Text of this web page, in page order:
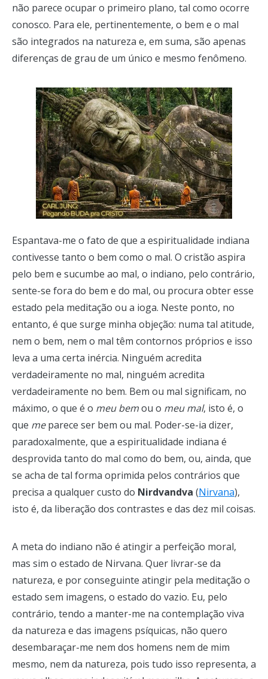
não parece ocupar o primeiro plano, tal como ocorre
conosco. Para ele, pertinentemente, o bem e o mal
são integrados na natureza e, em suma, são apenas
diferenças de grau de um único e mesmo fenômeno.
Espantava-me o fato de que a espiritualidade indiana
contivesse tanto o bem como o mal. O cristão aspira
pelo bem e sucumbe ao mal, o indiano, pelo contrário,
sente-se fora do bem e do mal, ou procura obter esse
estado pela meditação ou a ioga. Neste ponto, no
entanto, é que surge minha objeção: numa tal atitude,
nem o bem, nem o mal têm contornos próprios e isso
leva a uma certa inércia. Ninguém acredita
verdadeiramente no mal, ninguém acredita
verdadeiramente no bem. Bem ou mal significam, no
máximo, o que é o meu bemou o meu mal, isto é, o
que meparece ser bem ou mal. Poder-se-ia dizer,
paradoxalmente, que a espiritualidade indiana é
desprovida tanto do mal como do bem, ou, ainda, que
se acha de tal forma oprimida pelos contrários que
precisa a qualquer custo do Nirdvandva (Nirvana),
isto é, da liberação dos contrastes e das dez mil coisas.
A meta do indiano não é atingir a perfeição moral,
mas sim o estado de Nirvana. Quer livrar-se da
natureza, e por conseguinte atingir pela meditação o
estado sem imagens, o estado do vazio. Eu, pelo
contrário, tendo a manter-me na contemplação viva
da natureza e das imagens psíquicas, não quero
desembaraçar-me nem dos homens nem de mim
mesmo, nem da natureza, pois tudo isso representa, a